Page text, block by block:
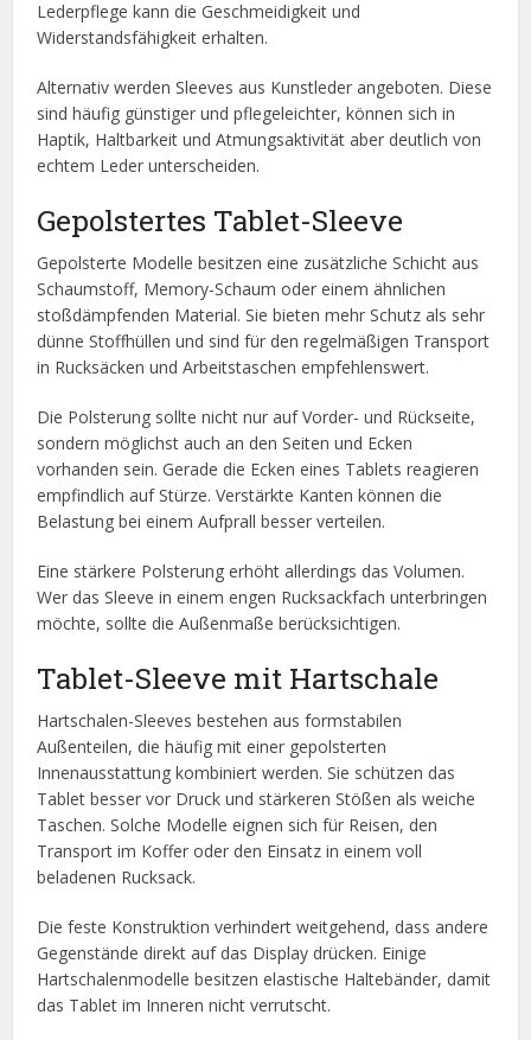
Lederpflege kann die Geschmeidigkeit und
Widerstandsfähigkeit erhalten.
Alternativ werden Sleeves aus Kunstleder angeboten. Diese
sind häufig günstiger und pflegeleichter, können sich in
Haptik, Haltbarkeit und Atmungsaktivität aber deutlich von
echtem Leder unterscheiden.
Gepolstertes Tablet-Sleeve
Gepolsterte Modelle besitzen eine zusätzliche Schicht aus
Schaumstoff, Memory-Schaum oder einem ähnlichen
stoßdämpfenden Material. Sie bieten mehr Schutz als sehr
dünne Stoffhüllen und sind für den regelmäßigen Transport
in Rucksäcken und Arbeitstaschen empfehlenswert.
Die Polsterung sollte nicht nur auf Vorder- und Rückseite,
sondern möglichst auch an den Seiten und Ecken
vorhanden sein. Gerade die Ecken eines Tablets reagieren
empfindlich auf Stürze. Verstärkte Kanten können die
Belastung bei einem Aufprall besser verteilen.
Eine stärkere Polsterung erhöht allerdings das Volumen.
Wer das Sleeve in einem engen Rucksackfach unterbringen
möchte, sollte die Außenmaße berücksichtigen.
Tablet-Sleeve mit Hartschale
Hartschalen-Sleeves bestehen aus formstabilen
Außenteilen, die häufig mit einer gepolsterten
Innenausstattung kombiniert werden. Sie schützen das
Tablet besser vor Druck und stärkeren Stößen als weiche
Taschen. Solche Modelle eignen sich für Reisen, den
Transport im Koffer oder den Einsatz in einem voll
beladenen Rucksack.
Die feste Konstruktion verhindert weitgehend, dass andere
Gegenstände direkt auf das Display drücken. Einige
Hartschalenmodelle besitzen elastische Haltebänder, damit
das Tablet im Inneren nicht verrutscht.